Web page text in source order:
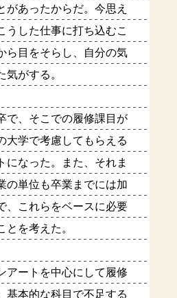
があったからだ。今思え
うした仕事に打ち込むこ
ら目をそらし、自分の気
気がする。
で、そこでの履修課目が
大学で考慮してもらえる
になった。また、それま
の単位も卒業までには加
、これらをベースに必要
とを考えた。
アートを中心にして履修
基本的な科目で不足する